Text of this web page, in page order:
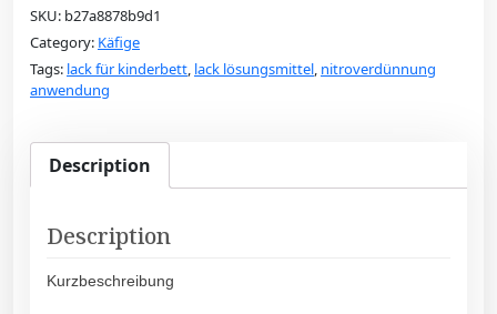
SKU: b27a8878b9d1
Category: Käfige
Tags: lack für kinderbett, lack lösungsmittel, nitroverdünnung
anwendung
Description
Description
Kurzbeschreibung